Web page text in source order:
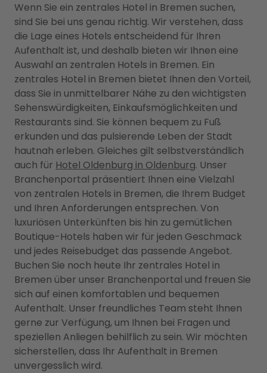
Wenn Sie ein zentrales Hotel in Bremen suchen,
sind Sie bei uns genau richtig. Wir verstehen, dass
die Lage eines Hotels entscheidend für Ihren
Aufenthalt ist, und deshalb bieten wir Ihnen eine
Auswahl an zentralen Hotels in Bremen. Ein
zentrales Hotel in Bremen bietet Ihnen den Vorteil,
dass Sie in unmittelbarer Nähe zu den wichtigsten
Sehenswürdigkeiten, Einkaufsmöglichkeiten und
Restaurants sind. Sie können bequem zu Fuß
erkunden und das pulsierende Leben der Stadt
hautnah erleben. Gleiches gilt selbstverständlich
auch für Hotel Oldenburg in Oldenburg. Unser
Branchenportal präsentiert Ihnen eine Vielzahl
von zentralen Hotels in Bremen, die Ihrem Budget
und Ihren Anforderungen entsprechen. Von
luxuriösen Unterkünften bis hin zu gemütlichen
Boutique-Hotels haben wir für jeden Geschmack
und jedes Reisebudget das passende Angebot.
Buchen Sie noch heute Ihr zentrales Hotel in
Bremen über unser Branchenportal und freuen Sie
sich auf einen komfortablen und bequemen
Aufenthalt. Unser freundliches Team steht Ihnen
gerne zur Verfügung, um Ihnen bei Fragen und
speziellen Anliegen behilflich zu sein. Wir möchten
sicherstellen, dass Ihr Aufenthalt in Bremen
unvergesslich wird.